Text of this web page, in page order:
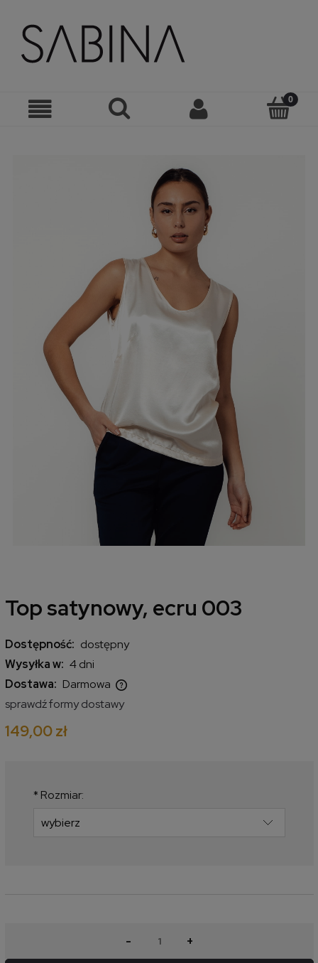
Top satynowy, ecru 003
Dostępność: dostępny
Wysyłka w: 4 dni
Dostawa: Darmowa
Cena nie zawiera ewentualnych kosztów płatności
sprawdź formy dostawy
149,00 zł
* Rozmiar:
- +